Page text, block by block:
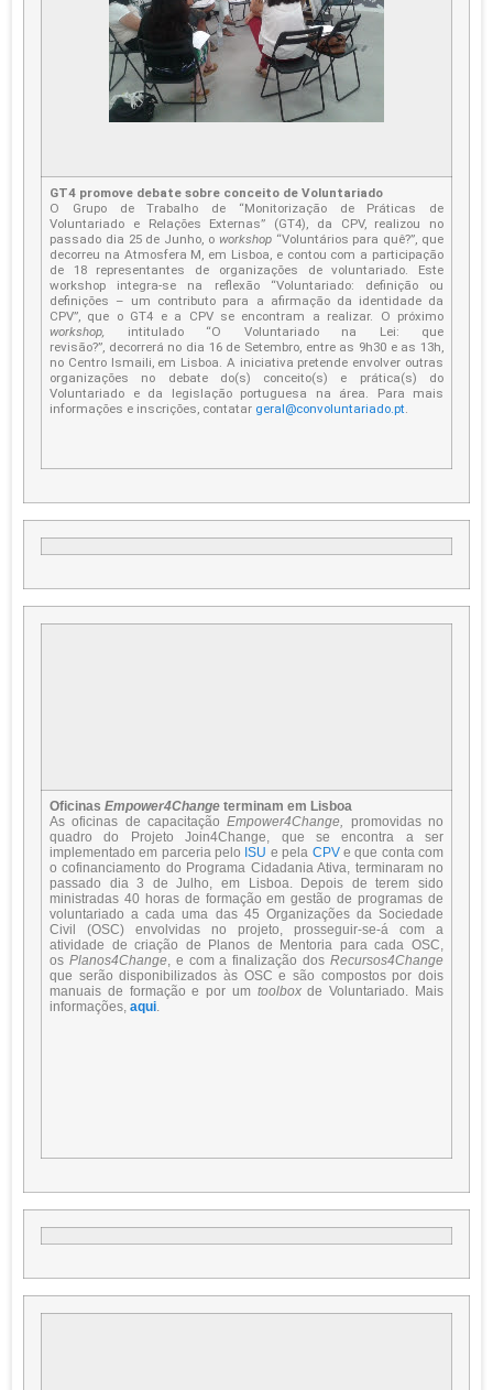
GT4 promove debate sobre conceito de Voluntariado
O Grupo de Trabalho de “Monitorização de Práticas de
Voluntariado e Relações Externas” (GT4), da CPV, realizou no
passado dia 25 de Junho, o workshop“Voluntários para quê?”, que
decorreu na Atmosfera M, em Lisboa, e contou com a participação
de 18 representantes de organizações de voluntariado. Este
workshop integra-se na reflexão “Voluntariado: definição ou
definições – um contributo para a afirmação da identidade da
CPV”, que o GT4 e a CPV se encontram a realizar. O próximo
workshop,
intitulado “O Voluntariado na Lei: que
revisão?”, decorrerá no dia 16 de Setembro, entre as 9h30 e as 13h,
no Centro Ismaili, em Lisboa. A iniciativa pretende envolver outras
organizações no debate do(s) conceito(s) e prática(s) do
Voluntariado e da legislação portuguesa na área. Para mais
informações e inscrições, contatar geral@convoluntariado.pt.
Oficinas Empower4Change terminam em Lisboa
As oficinas de capacitaçãoEmpower4Change,
promovidas no
quadro do Projeto Join4Change, que se encontra a ser
implementado em parceria pelo ISU e pela CPVe que conta com
o cofinanciamento do Programa Cidadania Ativa, terminaram no
passado dia 3 de Julho, em Lisboa. Depois de terem sido
ministradas 40 horas de formação em gestão de programas de
voluntariado a cada uma das 45 Organizações da Sociedade
Civil (OSC) envolvidas no projeto, prosseguir-se-á com a
atividade de criação de Planos de Mentoria para cada OSC,
os Planos4Change, e com a finalização dosRecursos4Change
que serão disponibilizados às OSC e são compostos por dois
manuais de formação e por um toolboxde Voluntariado. Mais
informações, aqui